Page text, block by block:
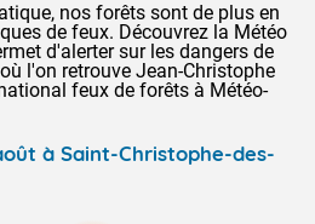
nos forêts sont de plus en
de feux. Découvrez la Météo
d'alerter sur les dangers de
l'on retrouve Jean-Christophe
feux de forêts à Météo-
à Saint-Christophe-des-